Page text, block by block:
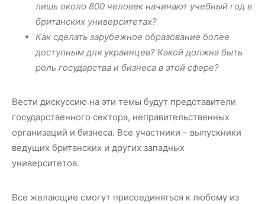
лишь около 800 человек начинают учебный год в
британских университетах?
Как сделать зарубежное образование более
доступным для украинцев? Какой должна быть
роль государства и бизнеса в этой сфере?
Вести дискуссию на эти темы будут представители
государственного сектора, неправительственных
организаций и бизнеса. Все участники – выпускники
ведущих британских и других западных
университетов.
Все желающие смогут присоединяться к любому из